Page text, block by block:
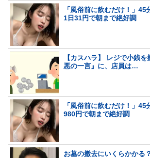
「風俗前に飲むだけ！」45
1日31円で朝まで絶好調
【カスハラ】 レジで小銭
悪の一言』に、店員は…
「風俗前に飲むだけ！」45
980円で朝まで絶好調
お墓の撤去にいくらかかる